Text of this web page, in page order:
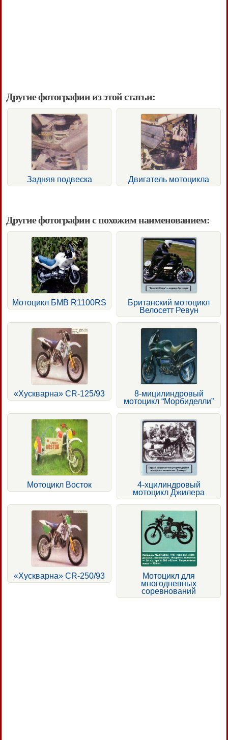
Другие фотографии из этой статьи:
Задняя подвеска Двигатель мотоцикла
Другие фотографии с похожим наименованием:
Мотоцикл БМВ R1100RS
Британский мотоцикл
Велосетт Ревун
«Хускварна» CR-125/93
8-мицилиндровый
мотоцикл “Морбиделли”
Мотоцикл Восток
4-хцилиндровый
мотоцикл Джилера
«Хускварна» CR-250/93
Мотоцикл для
многодневных
соревнований